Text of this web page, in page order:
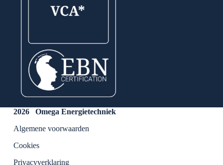
2026 Omega Energietechniek
Algemene voorwaarden
Cookies
Privacyverklaring